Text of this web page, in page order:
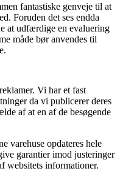
fantastiske genveje til at
Foruden det ses endda
at udfærdige en evaluering
måde bør anvendes til
Vi har et fast
da vi publicerer deres
af at en af de besøgende
varehuse opdateres hele
garantier imod justeringer
websitets informationer.